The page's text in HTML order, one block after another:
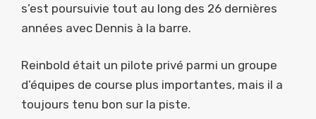
s’est poursuivie tout au long des 26 dernières
années avec Dennis à la barre.
Reinbold était un pilote privé parmi un groupe
d’équipes de course plus importantes, mais il a
toujours tenu bon sur la piste.